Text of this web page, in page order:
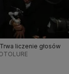
liczenie głosów